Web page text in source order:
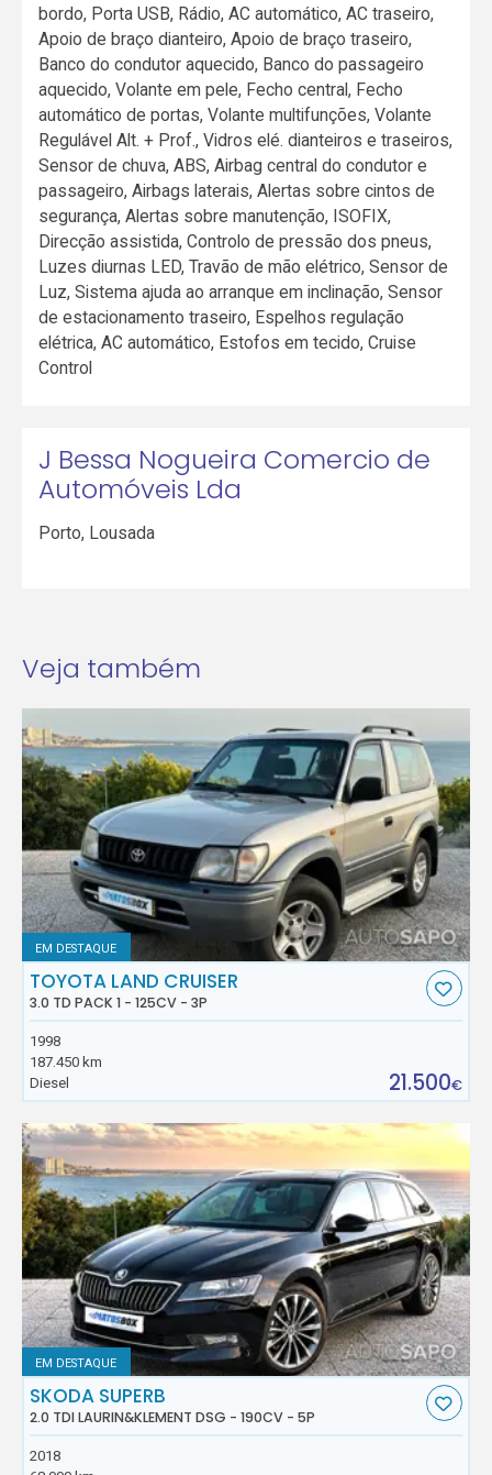
bordo, Porta USB, Rádio, AC automático, AC traseiro,
Apoio de braço dianteiro, Apoio de braço traseiro,
Banco do condutor aquecido, Banco do passageiro
aquecido, Volante em pele, Fecho central, Fecho
automático de portas, Volante multifunções, Volante
Regulável Alt. + Prof., Vidros elé. dianteiros e traseiros,
Sensor de chuva, ABS, Airbag central do condutor e
passageiro, Airbags laterais, Alertas sobre cintos de
segurança, Alertas sobre manutenção, ISOFIX,
Direcção assistida, Controlo de pressão dos pneus,
Luzes diurnas LED, Travão de mão elétrico, Sensor de
Luz, Sistema ajuda ao arranque em inclinação, Sensor
de estacionamento traseiro, Espelhos regulação
elétrica, AC automático, Estofos em tecido, Cruise
Control
J Bessa Nogueira Comercio de
Automóveis Lda
Porto, Lousada
Veja também
EM DESTAQUE
TOYOTA LAND CRUISER
3.0 TD PACK 1 - 125CV - 3P
1998
187.450 km
Diesel
21.500€
EM DESTAQUE
SKODA SUPERB
2.0 TDI LAURIN&KLEMENT DSG - 190CV - 5P
2018